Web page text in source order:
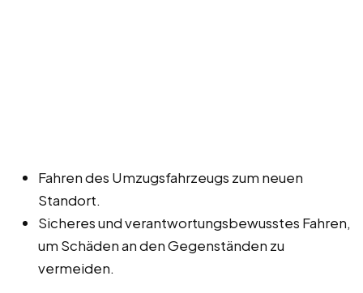
Fahren des Umzugsfahrzeugs zum neuen
Standort.
Sicheres und verantwortungsbewusstes Fahren,
um Schäden an den Gegenständen zu
vermeiden.